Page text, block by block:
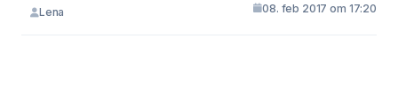
Lena 08. feb 2017 om 17:20